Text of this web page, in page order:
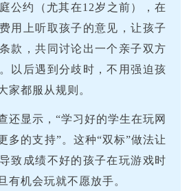
公约（尤其在12岁之前），在
用上听取孩子的意见，让孩子
款，共同讨论出一个亲子双方
以后遇到分歧时，不用强迫孩
家都服从规则。
还显示，“学习好的学生在玩网
多的支持”。这种“双标”做法让
致成绩不好的孩子在玩游戏时
有机会玩就不愿放手。